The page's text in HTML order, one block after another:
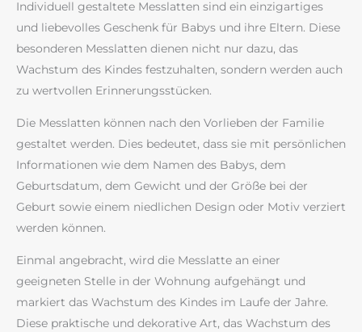
Individuell gestaltete Messlatten sind ein einzigartiges
und liebevolles Geschenk für Babys und ihre Eltern. Diese
besonderen Messlatten dienen nicht nur dazu, das
Wachstum des Kindes festzuhalten, sondern werden auch
zu wertvollen Erinnerungsstücken.
Die Messlatten können nach den Vorlieben der Familie
gestaltet werden. Dies bedeutet, dass sie mit persönlichen
Informationen wie dem Namen des Babys, dem
Geburtsdatum, dem Gewicht und der Größe bei der
Geburt sowie einem niedlichen Design oder Motiv verziert
werden können.
Einmal angebracht, wird die Messlatte an einer
geeigneten Stelle in der Wohnung aufgehängt und
markiert das Wachstum des Kindes im Laufe der Jahre.
Diese praktische und dekorative Art, das Wachstum des